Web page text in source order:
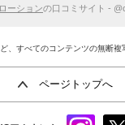
ーションの口コミサイト -
、すべてのコンテンツの無断複
ページトップへ